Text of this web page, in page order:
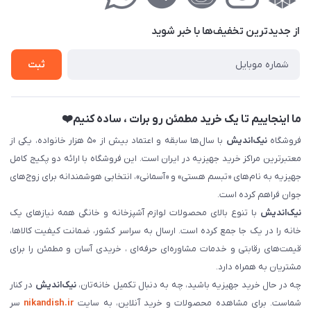
فروش‌اقساطی
از جدید‌ترین تخفیف‌ها با‌ خبر شوید
ثبت
ما اینجاییم تا یک خرید مطمئن رو برات ، ساده کنیم❤️
فروشگاهنیک‌اندیش
با سال‌ها سابقه و اعتماد بیش از ۵۰ هزار خانواده، یکی از
معتبرترین مراکز خرید جهیزیه در ایران است. این فروشگاه با ارائه دو پکیج کامل
جهیزیه به نام‌های «تبسم هستی» و «آسمانی»، انتخابی هوشمندانه برای زوج‌های
جوان فراهم کرده است.
نیک‌اندیش با تنوع بالای محصولات لوازم آشپزخانه و خانگی همه نیازهای یک
خانه را در یک جا جمع کرده است. ارسال به سراسر کشور، ضمانت کیفیت کالاها،
قیمت‌های رقابتی و خدمات مشاوره‌ای حرفه‌ای ، خریدی آسان و مطمئن را برای
مشتریان به همراه دارد.
چه در حال خرید جهیزیه باشید، چه به دنبال تکمیل خانه‌تان،نیک‌اندیش در کنار
شماست. برای مشاهده محصولات و خرید آنلاین، به سایت nikandish.ir سر